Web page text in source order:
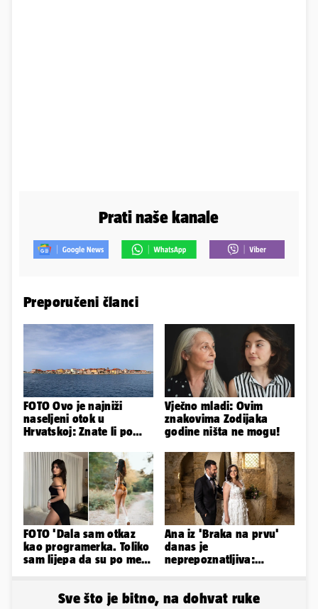
Prati naše kanale
Preporučeni članci
FOTO Ovo je najniži
naseljeni otok u
Hrvatskoj: Znate li po
Vječno mladi: Ovim
znakovima Zodijaka
godine ništa ne mogu!
FOTO 'Dala sam otkaz
kao programerka. Toliko
sam lijepa da su po meni
Ana iz 'Braka na prvu'
danas je
neprepoznatljiva:
Sve što je bitno, na dohvat ruke